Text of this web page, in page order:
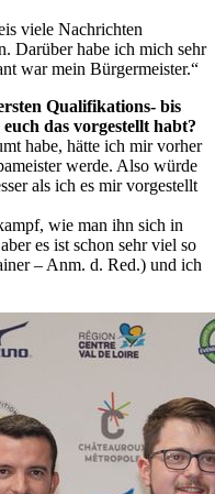
viele Nachrichten
Darüber habe ich mich sehr
war mein Bürgermeister.“
Qualifikations- bis
das vorgestellt habt?
habe, hätte ich mir vorher
werde. Also würde
als ich es mir vorgestellt
wie man ihn sich in
es ist schon sehr viel so
– Anm. d. Red.) und ich